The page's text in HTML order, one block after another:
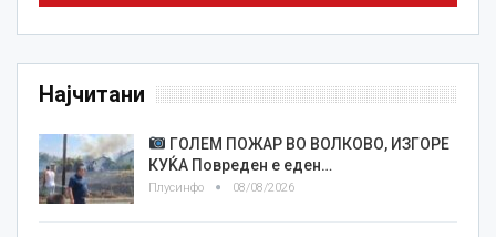
Најчитани
ГОЛЕМ ПОЖАР ВО ВОЛКОВО, ИЗГОРЕ
КУЌА Повреден е еден…
Плусинфо 08/08/2026